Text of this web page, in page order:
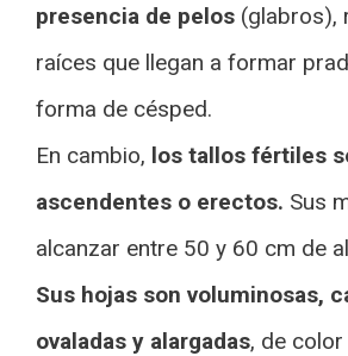
presencia de pelos (glabros),
raíces que llegan a formar
forma de césped.
En cambio, los tallos fértiles
ascendentes o erectos. Sus
alcanzar entre 50 y 60 cm de
Sus hojas son voluminosas,
ovaladas y alargadas, de